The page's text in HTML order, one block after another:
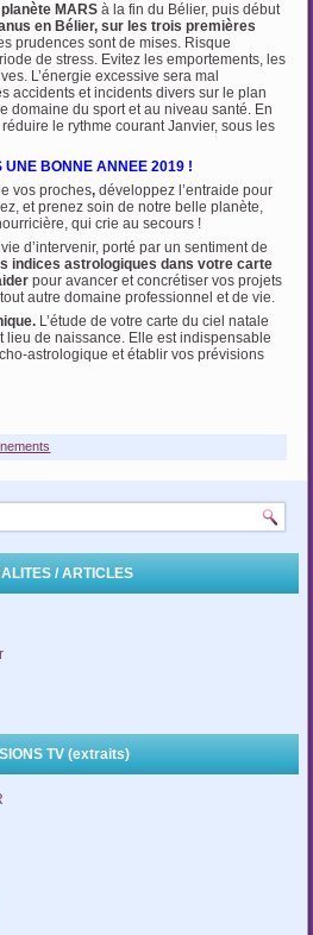
planète MARSà la fin du Bélier, puis début
en Bélier, sur les trois premières
prudences sont de mises. Risque
de stress. Evitez les emportements, les
L’énergie excessive sera mal
accidents et incidents divers sur le plan
domaine du sport et au niveau santé. En
le rythme courant Janvier, sous les
UNE BONNE ANNEE 2019 !
vos proches,développez l’entraide pour
et prenez soin de notre belle planète,
qui crie au secours !
d’intervenir, porté par un sentiment de
indices astrologiques dans votre carte
pour avancer et concrétiser vos projets
autre domaine professionnel et de vie.
L’étude de votre carte du ciel natale
lieu de naissance. Elle est indispensable
astrologique et établir vos prévisions
/ ARTICLES
TV (extraits)